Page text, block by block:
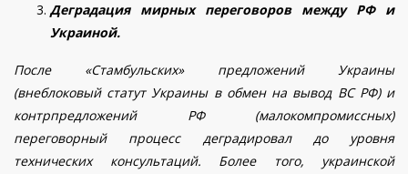
Деградация мирных переговоров между РФ и
Украиной.
После «Стамбульских» предложений Украины
(внеблоковый статут Украины в обмен на вывод ВС РФ) и
контрпредложений РФ (малокомпромиссных)
переговорный процесс деградировал до уровня
технических консультаций. Более того, украинской